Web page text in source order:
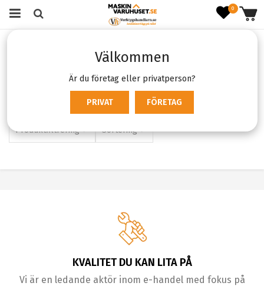
0
Välkommen
Är du företag eller privatperson?
PRIVAT FÖRETAG
Bensindriven
Här hittar du bensindriven röjsåg och trimmer.
Produktfiltrering Sortering
KVALITET DU KAN LITA PÅ
Vi är en ledande aktör inom e-handel med fokus på